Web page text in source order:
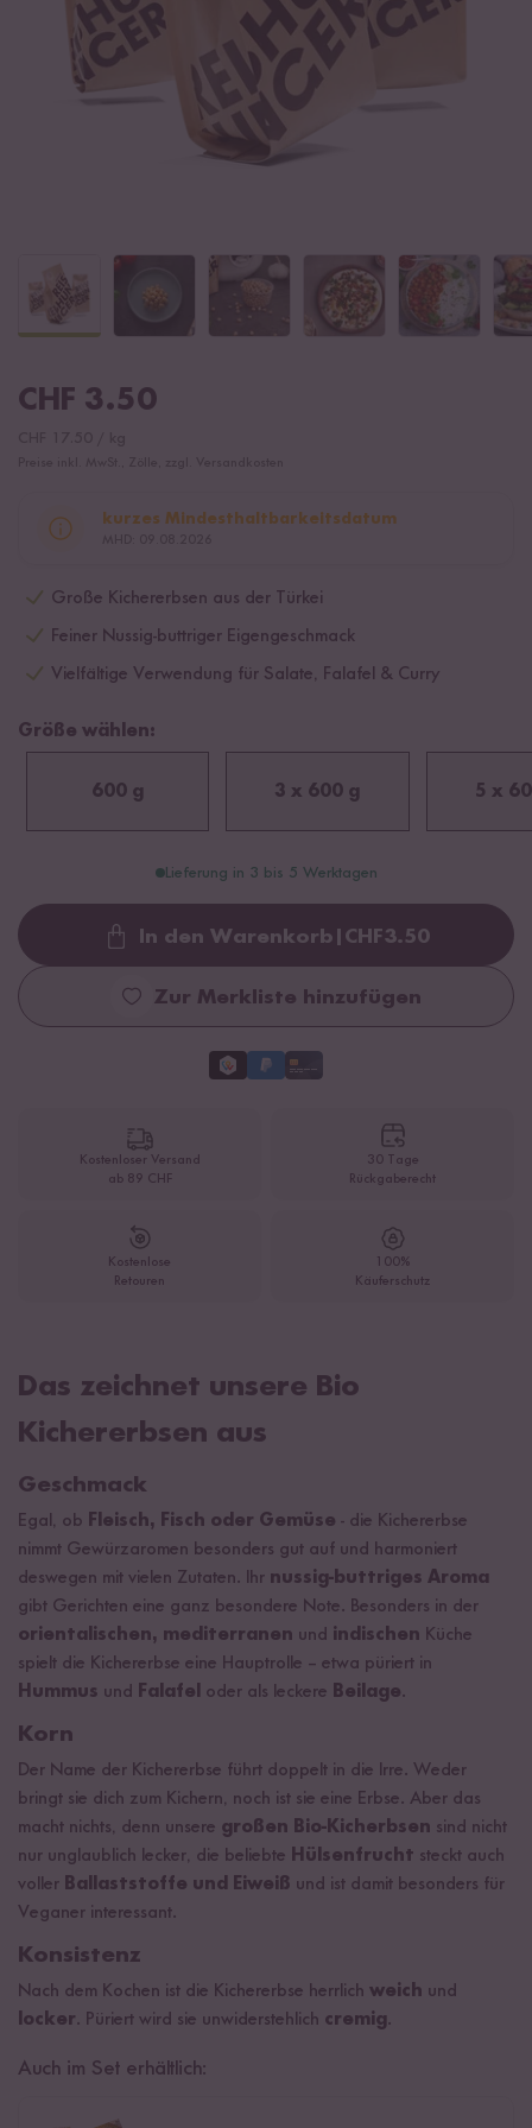
CHF 3.50
kurzes Mindesthaltbarkeitsdatum
Große Kichererbsen aus der Türkei
Feiner Nussig-buttriger Eigengeschmack
Vielfältige Verwendung für Salate, Falafel & Curry
Größe wählen:
600 g 3 x 600 g 5 x
Lieferung in 3 bis 5 Werktagen
Loading...
In den Warenkorb CHF3.50
Zur Merkliste hinzufügen
Kostenloser Versand
ab 89 CHF
30 Tage
Rückgaberecht
Kostenlose
Retouren
100%
Käuferschutz
Das zeichnet unsere Bio
Kichererbsen aus
Geschmack
Egal, ob Fleisch, Fisch oder Gemüse - die Kichererbse
nimmt Gewürzaromen besonders gut auf und harmoniert
deswegen mit vielen Zutaten. Ihr nussig-buttriges Aroma
gibt Gerichten eine ganz besondere Note. Besonders in der
orientalischen, mediterranen und indischen Küche
spielt die Kichererbse eine Hauptrolle – etwa püriert in
Hummus und Falafel oder als leckere Beilage.
Korn
Der Name der Kichererbse führt doppelt in die Irre. Weder
bringt sie dich zum Kichern, noch ist sie eine Erbse. Aber das
macht nichts, denn unsere großen Bio-Kicherbsen sind nicht
nur unglaublich lecker, die beliebte Hülsenfrucht steckt auch
voller Ballaststoffe und Eiweiß und ist damit besonders für
Veganer interessant.
Konsistenz
Nach dem Kochen ist die Kichererbse herrlich weich und
locker. Püriert wird sie unwiderstehlich cremig.
Auch im Set erhältlich: